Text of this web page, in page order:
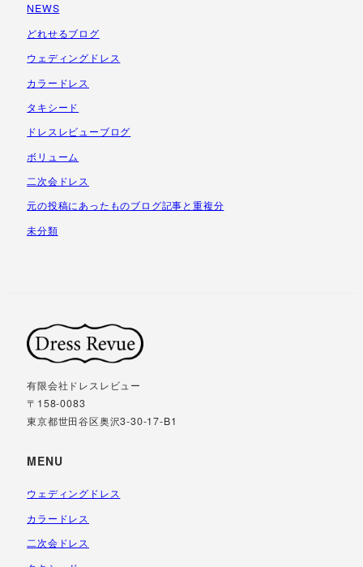
イ
ブ
NEWS
どれせるブログ
ウェディングドレス
カラードレス
タキシード
ドレスレビューブログ
ボリューム
二次会ドレス
元の投稿にあったものブログ記事と重複分
未分類
有限会社ドレスレビュー
〒158-0083
東京都世田谷区奥沢3-30-17-B1
MENU
ウェディングドレス
カラードレス
二次会ドレス